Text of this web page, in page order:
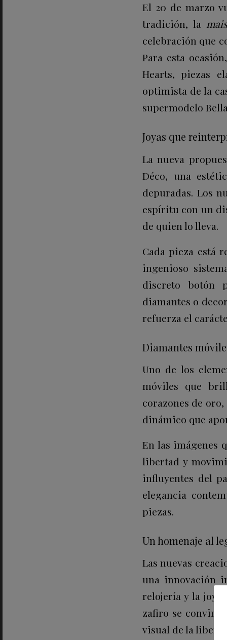
El 20 de marzo
tradición, la
celebración que
Para esta
Hearts, piezas
optimista de la
supermodelo
Joyas que
La nueva
Déco, una
depuradas. Los
espíritu con un
de quien lo lleva.
Cada pieza está
ingenioso
discreto botón
diamantes o
refuerza el
Diamantes
Uno de los
móviles que
corazones de
dinámico que
En las imágenes
libertad y
influyentes del
elegancia
piezas.
Un homenaje al
Las nuevas
una innovación
relojería y la
zafiro se
visual de la